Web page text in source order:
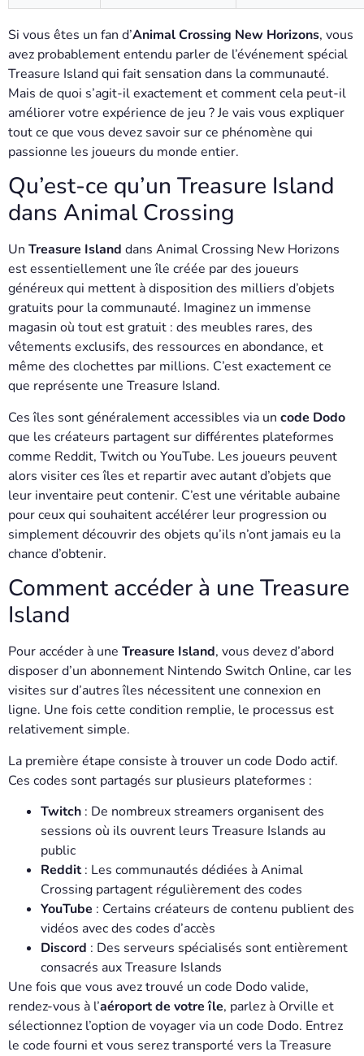
Si vous êtes un fan d’Animal Crossing New Horizons, vous
avez probablement entendu parler de l’événement spécial
Treasure Island qui fait sensation dans la communauté.
Mais de quoi s’agit-il exactement et comment cela peut-il
améliorer votre expérience de jeu ? Je vais vous expliquer
tout ce que vous devez savoir sur ce phénomène qui
passionne les joueurs du monde entier.
Qu’est-ce qu’un Treasure Island
dans Animal Crossing
Un Treasure Island dans Animal Crossing New Horizons
est essentiellement une île créée par des joueurs
généreux qui mettent à disposition des milliers d’objets
gratuits pour la communauté. Imaginez un immense
magasin où tout est gratuit : des meubles rares, des
vêtements exclusifs, des ressources en abondance, et
même des clochettes par millions. C’est exactement ce
que représente une Treasure Island.
Ces îles sont généralement accessibles via un code Dodo
que les créateurs partagent sur différentes plateformes
comme Reddit, Twitch ou YouTube. Les joueurs peuvent
alors visiter ces îles et repartir avec autant d’objets que
leur inventaire peut contenir. C’est une véritable aubaine
pour ceux qui souhaitent accélérer leur progression ou
simplement découvrir des objets qu’ils n’ont jamais eu la
chance d’obtenir.
Comment accéder à une Treasure
Island
Pour accéder à une Treasure Island, vous devez d’abord
disposer d’un abonnement Nintendo Switch Online, car les
visites sur d’autres îles nécessitent une connexion en
ligne. Une fois cette condition remplie, le processus est
relativement simple.
La première étape consiste à trouver un code Dodo actif.
Ces codes sont partagés sur plusieurs plateformes :
Twitch : De nombreux streamers organisent des
sessions où ils ouvrent leurs Treasure Islands au
public
Reddit: Les communautés dédiées à Animal
Crossing partagent régulièrement des codes
YouTube : Certains créateurs de contenu publient des
vidéos avec des codes d’accès
Discord : Des serveurs spécialisés sont entièrement
consacrés aux Treasure Islands
Une fois que vous avez trouvé un code Dodo valide,
rendez-vous à l’aéroport de votre île, parlez à Orville et
sélectionnez l’option de voyager via un code Dodo. Entrez
le code fourni et vous serez transporté vers la Treasure